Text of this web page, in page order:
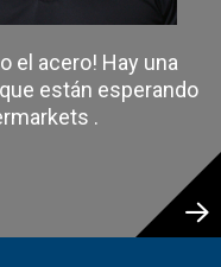
el acero! Hay una
están esperando
.